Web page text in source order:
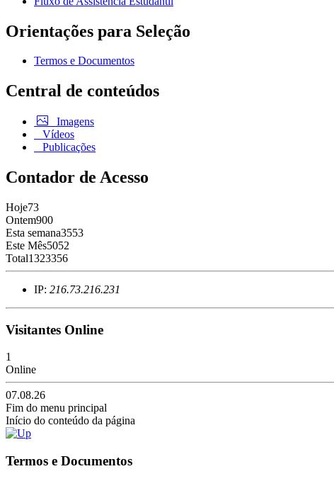
Orientações para Seleção
Termos e Documentos
Central de conteúdos
Imagens
Vídeos
Publicações
Contador de Acesso
Hoje73
Ontem900
Esta semana3553
Este Mês5052
Total1323356
IP: 216.73.216.231
Visitantes Online
1
Online
07.08.26
Fim do menu principal
Início do conteúdo da página
Termos e Documentos